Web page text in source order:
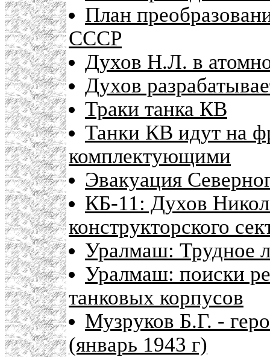
План
СССР
Духов Н.Л. в
Духов
Траки танка КВ
Танки КВ идут на
комплектующими
Эвакуация
КБ-11: Духов
конструкторского
Уралмаш: Трудное
Уралмаш: поиски
танковых корпусов
Музруков Б.Г. -
(январь 1943 г)